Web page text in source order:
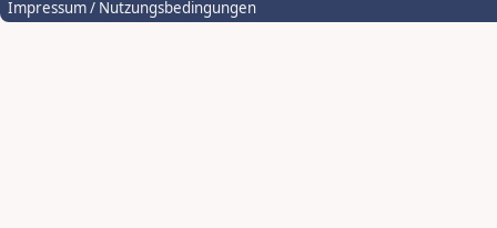
Impressum / Nutzungsbedingungen